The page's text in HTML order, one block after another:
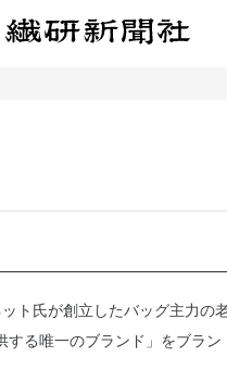
ト氏が創立したバッグ主力の
する唯一のブランド」をブラン